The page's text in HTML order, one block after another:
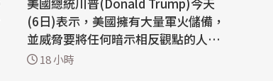
(6日)表示，美國擁有大量軍火儲備，
並威脅要將任何暗示相反觀點的人送
進監獄，他對伊朗戰爭的不滿顯然已
18 小時